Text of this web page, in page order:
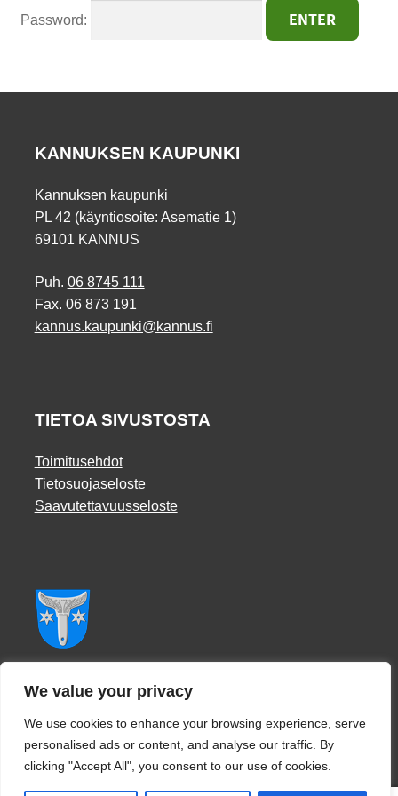
We value your privacy
We use cookies to enhance your browsing experience, serve
personalised ads or content, and analyse our traffic. By
clicking "Accept All", you consent to our use of cookies.
Password:
KANNUKSEN KAUPUNKI
Kannuksen kaupunki
PL 42 (käyntiosoite: Asematie 1)
69101 KANNUS
Puh. 06 8745 111
Fax. 06 873 191
kannus.kaupunki@kannus.fi
TIETOA SIVUSTOSTA
Toimitusehdot
Tietosuojaseloste
Saavutettavuusseloste